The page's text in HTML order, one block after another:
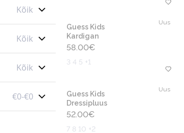
Kõik
Kõik
Kõik
€0-€0
Uus
Guess Kids
Kardigan
58.00€
3 4 5 +1
Uus
Guess Kids
Dressipluus
52.00€
7 8 10 +2